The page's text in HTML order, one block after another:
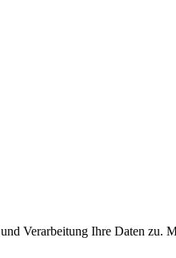
Verarbeitung Ihre Daten zu.